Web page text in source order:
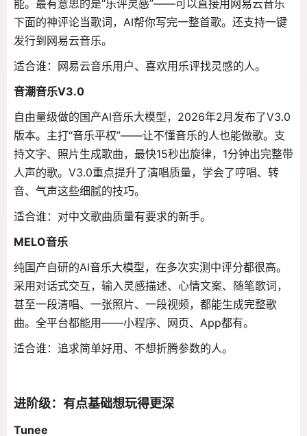
能。最有意思的是“乐评灵感”——可以直接用网易云音乐
下面的神评论当歌词，AI帮你写完一整首歌。还支持一键
发行到网易云音乐。
适合谁：网易云音乐用户、喜欢用乐评找灵感的人。
音潮音乐V3.0
自由量级做的国产AI音乐大模型，2026年2月发布了V3.0
版本。主打“音乐平权”——让不懂音乐的人也能做歌。支
持文字、照片生成歌曲，最快15秒出旋律，1分钟出完整带
人声的歌。V3.0重点提升了演唱质量，学会了哼唱、转
音、气声这些细腻的技巧。
适合谁：对中文歌曲质量有要求的新手。
MELO音乐
纯国产自研的AI音乐大模型，在多次实测中评分都很高。
采用对话式交互，输入灵感描述、心情文案、随笔歌词，
甚至一段清唱、一张照片、一段视频，都能生成完整歌
曲。全平台都能用——小程序、网页、App都有。
适合谁：追求简单好用、不想折腾参数的人。
进阶级：有点基础想玩得更深
Tunee